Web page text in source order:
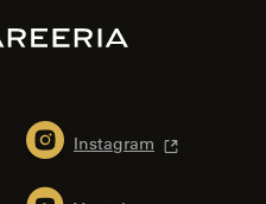
Instagram